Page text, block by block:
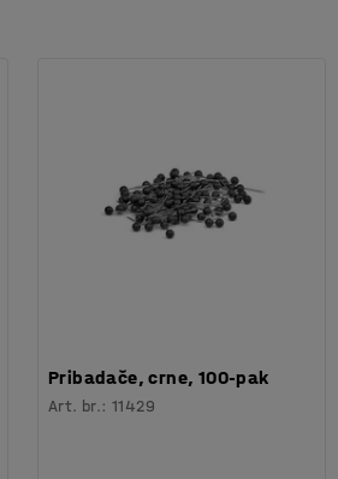
Pribadače, crne, 100-pak
Art. br.:11429